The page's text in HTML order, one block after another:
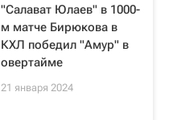
"Салават Юлаев" в 1000-
м матче Бирюкова в
КХЛ победил "Амур" в
овертайме
21 января 2024